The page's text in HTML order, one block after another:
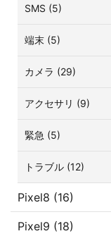
SMS (5)
端末 (5)
カメラ (29)
アクセサリ (9)
緊急 (5)
トラブル (12)
Pixel8 (16)
Pixel9 (18)